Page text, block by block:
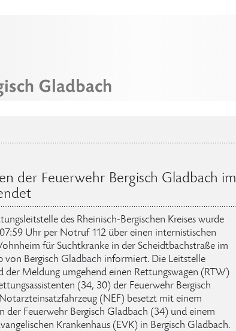
der Feuerwehr Bergisch Gladbach im
des Rheinisch-Bergischen Kreises wurde
Uhr per Notruf 112 über einen internistischen
für Suchtkranke in der Scheidtbachstraße im
von Bergisch Gladbach informiert. Die Leitstelle
der Meldung umgehend einen Rettungswagen (RTW)
(34, 30) der Feuerwehr Bergisch
(NEF) besetzt mit einem
der Feuerwehr Bergisch Gladbach (34) und einem
Krankenhaus (EVK) in Bergisch Gladbach.